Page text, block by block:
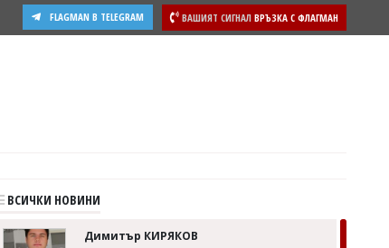
ВАШИЯТ СИГНАЛ ВРЪЗКА С ФЛАГМАН
FLAGMAN В TELEGRAM
ВСИЧКИ НОВИНИ
Димитър КИРЯКОВ